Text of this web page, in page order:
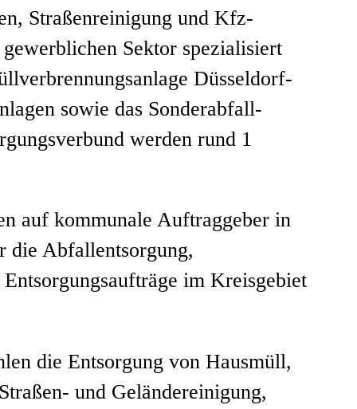
Straßenreinigung und Kfz-
Sektor spezialisiert
Düsseldorf-
sowie das Sonderabfall-
werden rund 1
auf kommunale Auftraggeber in
die Abfallentsorgung,
im Kreisgebiet
die Entsorgung von Hausmüll,
und Geländereinigung,